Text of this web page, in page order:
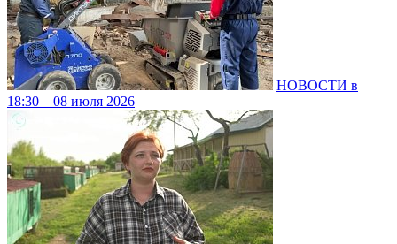
НОВОСТИ в
18:30 – 08 июля 2026